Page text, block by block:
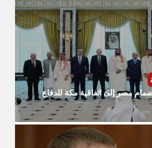
مصر إلى اتفاقية مكة للدفاع